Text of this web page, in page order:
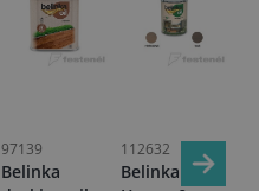
97139
Belinka
112632
Belinka